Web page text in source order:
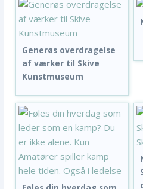
Generøs overdragelse
af værker til Skive
Kunstmuseum